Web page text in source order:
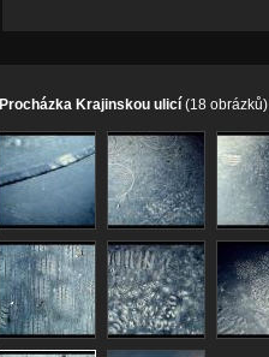
Procházka Krajinskou ulicí (18 obrázků)